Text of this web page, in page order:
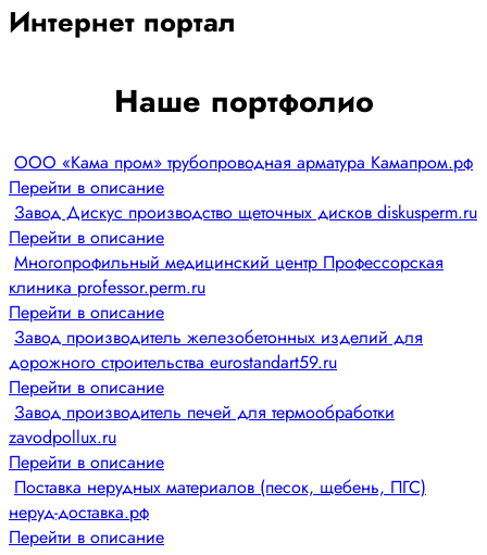
Интернет портал
Наше портфолио
ООО «Кама пром» трубопроводная арматура Камапром.рф
Перейти в описание
Завод Дискус производство щеточных дисков diskusperm.ru
Перейти в описание
Многопрофильный медицинский центр Профессорская
клиника professor.perm.ru
Перейти в описание
Завод производитель железобетонных изделий для
дорожного строительства eurostandart59.ru
Перейти в описание
Завод производитель печей для термообработки
zavodpollux.ru
Перейти в описание
Поставка нерудных материалов (песок, щебень, ПГС)
неруд-доставка.рф
Перейти в описание